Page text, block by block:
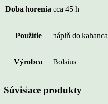
Doba horenia cca 45 h
Použitie náplň do kahanca
Výrobca Bolsius
Súvisiace produkty